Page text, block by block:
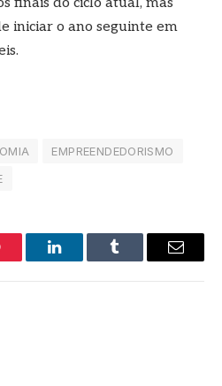
iniciar o ano seguinte em
EMPREENDEDORISMO
LinkedInTumblr
E-